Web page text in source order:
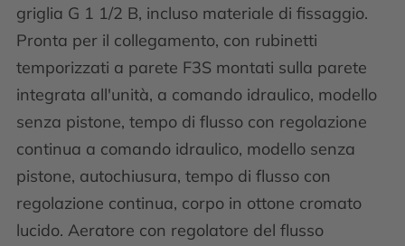
griglia G 1 1/2 B, incluso materiale di fissaggio.
Pronta per il collegamento, con rubinetti
temporizzati a parete F3S montati sulla parete
integrata all'unità, a comando idraulico, modello
senza pistone, tempo di flusso con regolazione
continua a comando idraulico, modello senza
pistone, autochiusura, tempo di flusso con
regolazione continua, corpo in ottone cromato
lucido. Aeratore con regolatore del flusso